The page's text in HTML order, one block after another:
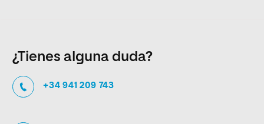
¿Tienes alguna duda?
+34 941 209 743